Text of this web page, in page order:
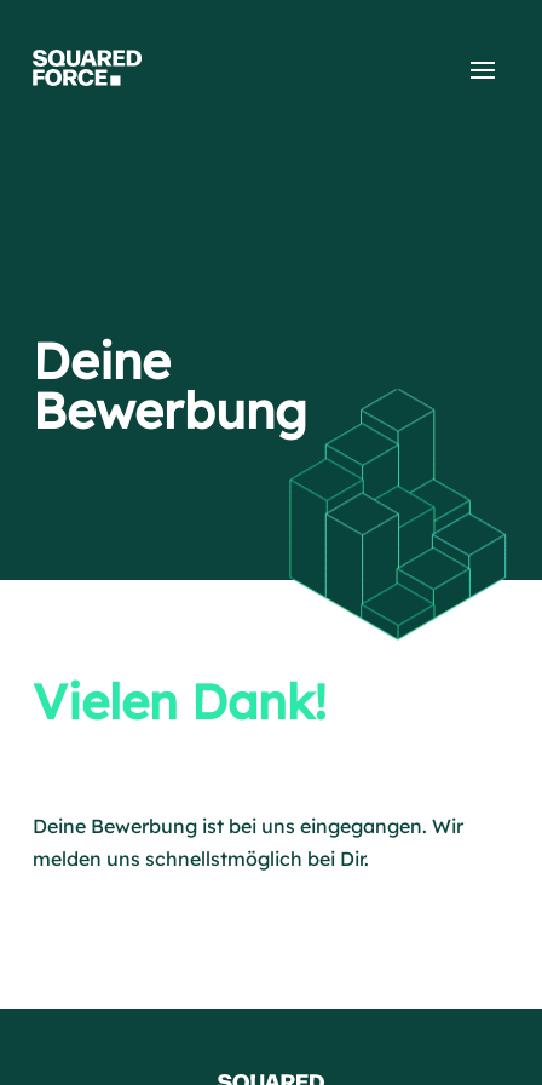
Deine
Bewerbung
Vielen Dank!
Deine Bewerbung ist bei uns eingegangen. Wir
melden uns schnellstmöglich bei Dir.